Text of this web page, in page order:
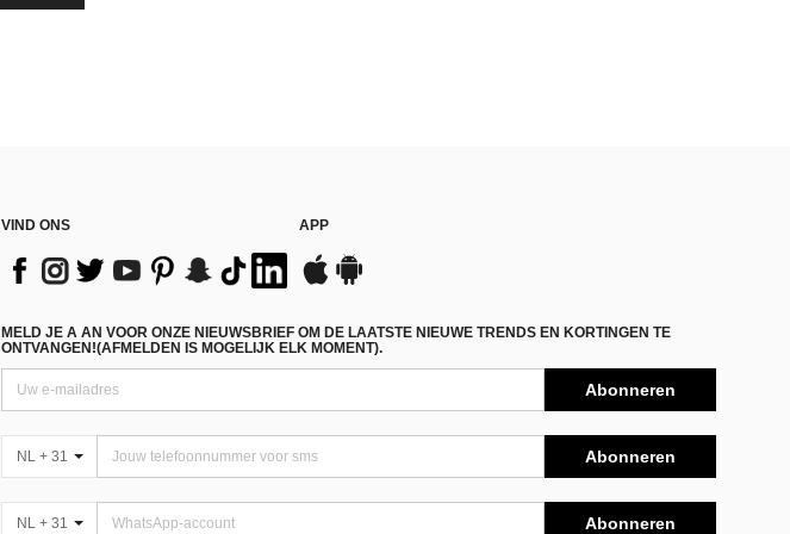
VIND ONS APP
MELD JE A AN VOOR ONZE NIEUWSBRIEF OM DE LAATSTE NIEUWE TRENDS EN KORTINGEN TE
ONTVANGEN!(AFMELDEN IS MOGELIJK ELK MOMENT).
Abonneren
NL + 31 Abonneren
NL + 31 Abonneren